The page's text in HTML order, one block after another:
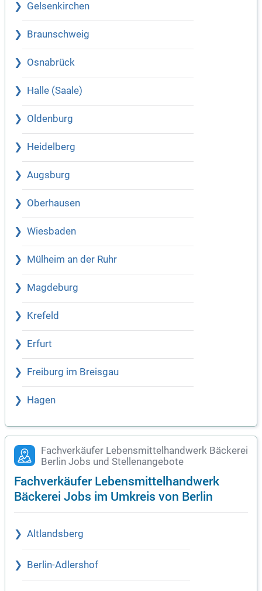
Gelsenkirchen
Braunschweig
Osnabrück
Halle (Saale)
Oldenburg
Heidelberg
Augsburg
Oberhausen
Wiesbaden
Mülheim an der Ruhr
Magdeburg
Krefeld
Erfurt
Freiburg im Breisgau
Hagen
Fachverkäufer Lebensmittelhandwerk Bäckerei
Berlin Jobs und Stellenangebote
Fachverkäufer Lebensmittelhandwerk
Bäckerei Jobs im Umkreis von Berlin
Altlandsberg
Berlin-Adlershof